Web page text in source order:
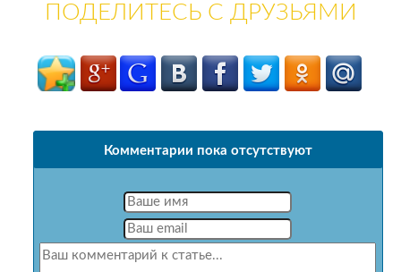
ПОДЕЛИТЕСЬ С ДРУЗЬЯМИ
Комментарии пока отсутствуют